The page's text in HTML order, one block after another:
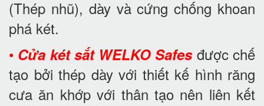
(Thép nhũ), dày và cứng chống khoan
phá két.
• Cửa két sắt WELKO Safesđược chế
tạo bởi thép dày với thiết kế hình răng
cưa ăn khớp với thân tạo nên liên kết